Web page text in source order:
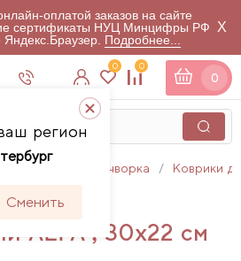
оплатой заказов на сайте
сертификаты НУЦ Минцифры РФ
Яндекс.Браузер. Подробнее...
X
регион
Сменить
0 0
0
Аксессуары для пэчворка Коврики
ALFA , 30x22 см